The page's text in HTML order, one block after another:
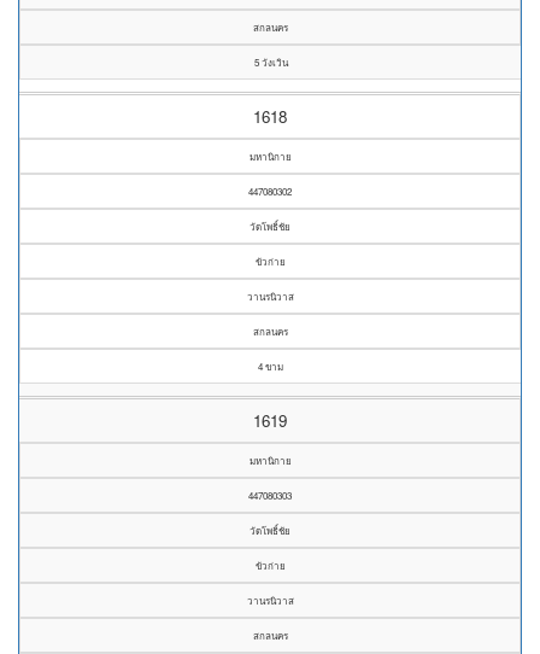
สกลนคร
5 วังเวิน
1618
มหานิกาย
447080302
วัดโพธิ์ชัย
ขัวก่าย
วานรนิวาส
สกลนคร
4 ขาม
1619
มหานิกาย
447080303
วัดโพธิ์ชัย
ขัวก่าย
วานรนิวาส
สกลนคร